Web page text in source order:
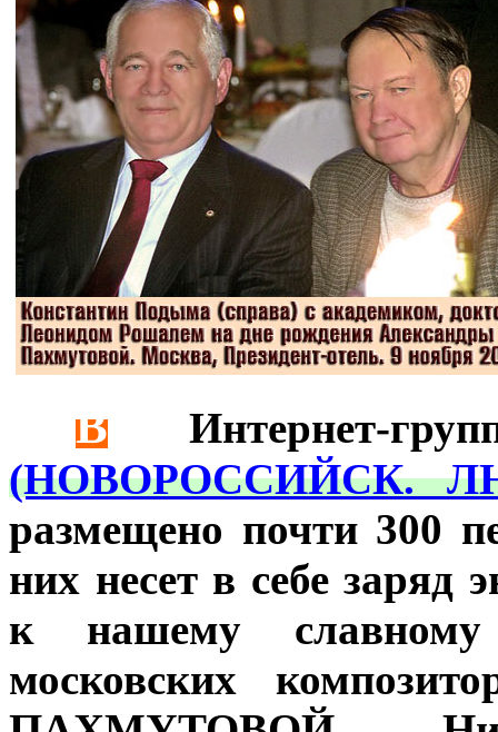
В Интернет-
(НОВОРОССИЙСК.
размещено почти 300
них несет в себе заряд
к нашему
московских